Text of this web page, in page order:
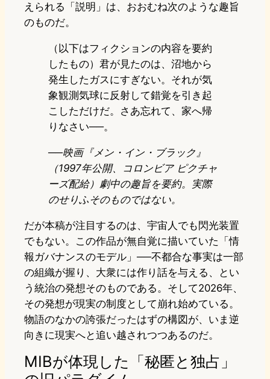
えられる「説明」は、おおむね次のような趣旨
のものだ。
（以下はフィクションの内容を要約
したもの）君が見たのは、沼地から
発生したガスにすぎない。それが気
象観測気球に反射して錯覚を引き起
こしただけだ。さあ忘れて、家へ帰
りなさい──。
──映画『メン・イン・ブラック』
（1997年公開、コロンビア ピクチャ
ーズ配給）劇中の趣旨を要約。実際
のせりふそのものではない。
だが本稿が注目するのは、宇宙人でも閃光装置
でもない。この作品が無自覚に描いていた「情
報ガバナンスのモデル」──不都合な事実は一部
の組織が握り、大衆には作り話を与える、とい
う統治の発想そのものである。そして2026年、
その発想が現実の制度として崩れ始めている。
物語のなかの誇張だったはずの構図が、いま逆
向きに現実へと追い越されつつあるのだ。
MIBが体現した「秘匿と独占」